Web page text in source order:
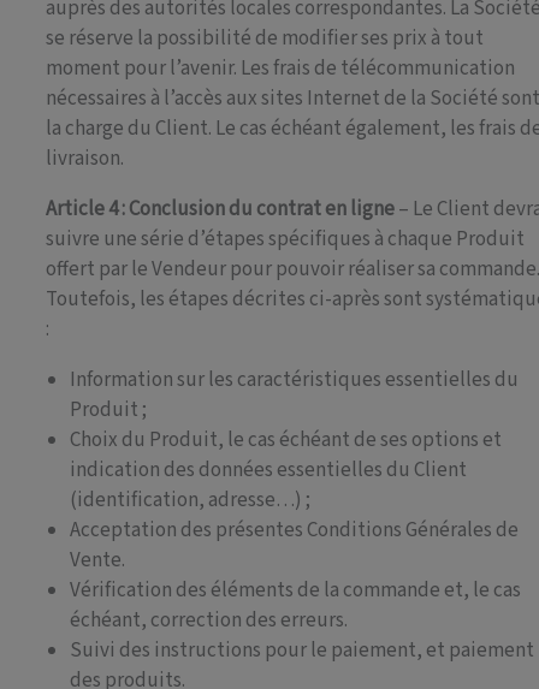
auprès des autorités locales correspondantes. La
se réserve la possibilité de modifier ses prix à tout
moment pour l’avenir. Les frais de télécommunication
nécessaires à l’accès aux sites Internet de la Société
la charge du Client. Le cas échéant également, les frais
livraison.
Article 4 : Conclusion du contrat en ligne– Le Client
suivre une série d’étapes spécifiques à chaque Produit
offert par le Vendeur pour pouvoir réaliser sa
Toutefois, les étapes décrites ci-après sont
:
Information sur les caractéristiques essentielles du
Produit ;
Choix du Produit, le cas échéant de ses options et
indication des données essentielles du Client
(identification, adresse…) ;
Acceptation des présentes Conditions Générales de
Vente.
Vérification des éléments de la commande et, le cas
échéant, correction des erreurs.
Suivi des instructions pour le paiement, et paiement
des produits.